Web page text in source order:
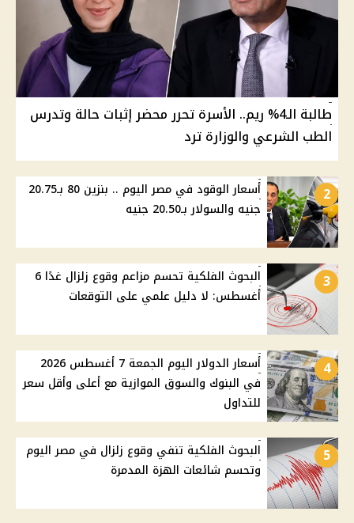
طالبة الـ4% ريم.. الأسرة تحرر محضر إثبات حالة وتدرس
الطب الشرعي والوزارة ترد
2
أسعار الوقود في مصر اليوم .. بنزين 80 بـ20.75
جنيه والسولار بـ20.50 جنيه
3
البحوث الفلكية تحسم مزاعم وقوع زلزال غدًا 6
أغسطس: لا دليل علمي على التوقعات
4
أسعار الدولار اليوم الجمعة 7 أغسطس 2026
في البنوك والسوق الموازية مع أعلى وأقل سعر
للتداول
5
البحوث الفلكية تنفي وقوع زلزال في مصر اليوم
وتحسم شائعات الهزة المدمرة